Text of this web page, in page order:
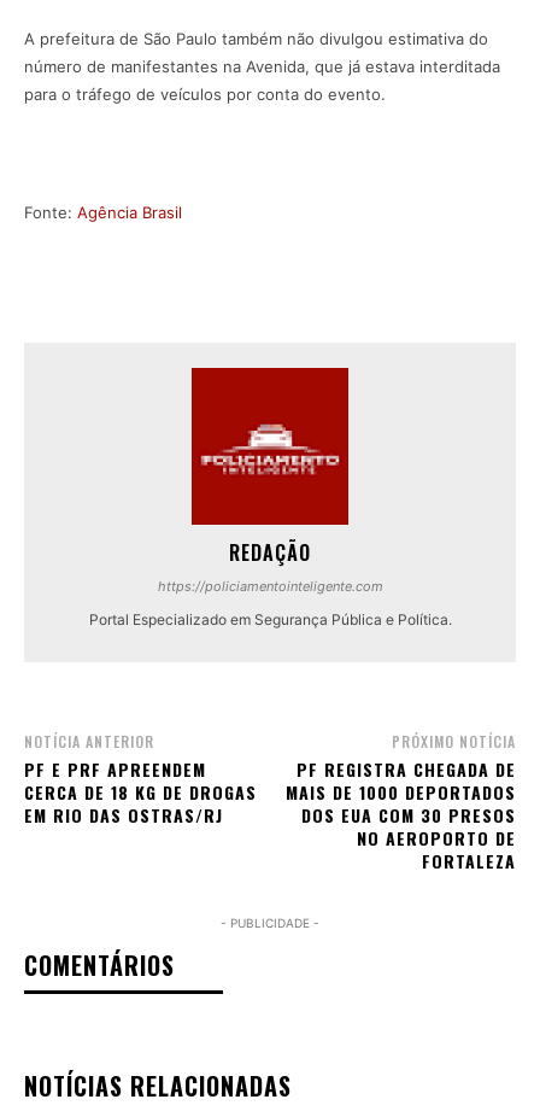
A prefeitura de São Paulo também não divulgou estimativa do
número de manifestantes na Avenida, que já estava interditada
para o tráfego de veículos por conta do evento.
Fonte: Agência Brasil
REDAÇÃO
https://policiamentointeligente.com
Portal Especializado em Segurança Pública e Política.
NOTÍCIA ANTERIOR
PF E PRF APREENDEM
CERCA DE 18 KG DE DROGAS
EM RIO DAS OSTRAS/RJ
PRÓXIMO NOTÍCIA
PF REGISTRA CHEGADA DE
MAIS DE 1000 DEPORTADOS
DOS EUA COM 30 PRESOS
NO AEROPORTO DE
FORTALEZA
- PUBLICIDADE -
COMENTÁRIOS
NOTÍCIAS RELACIONADAS